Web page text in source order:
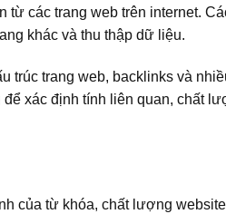
từ các trang web trên internet.
khác và thu thập dữ liệu.
trúc trang web, backlinks và
xác định tính liên quan, chất
của từ khóa, chất lượng